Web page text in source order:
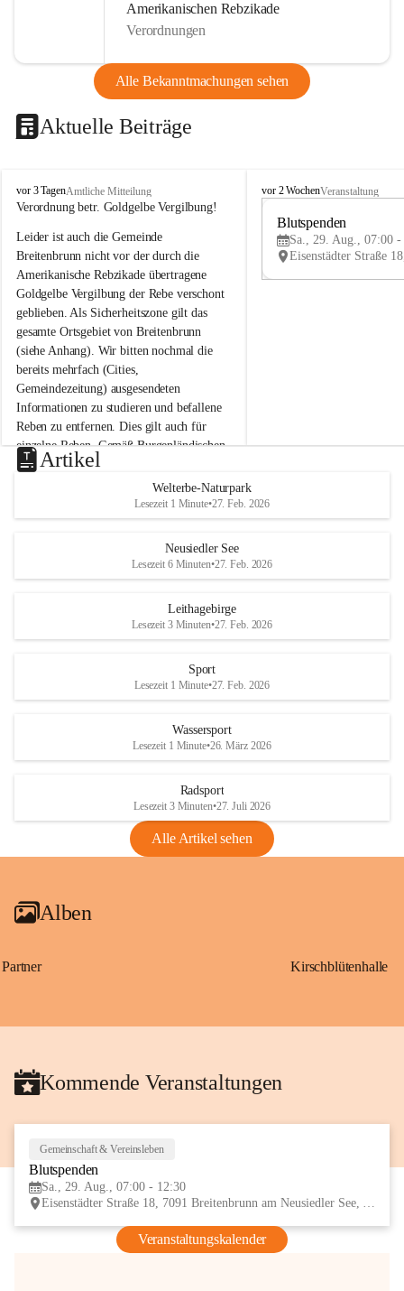
Amerikanischen Rebzikade
Verordnungen
Alle Bekanntmachungen sehen
Aktuelle Beiträge
B
r
i
t
e
n
b
r
u
n
n
a
m
N
e
u
s
d
S
vor 3 TagenAmtliche Mitteilung
Verordnung betr. Goldgelbe Vergilbung!
Leider ist auch die Gemeinde
Breitenbrunn nicht vor der durch die
Amerikanische Rebzikade übertragene
Goldgelbe Vergilbung der Rebe verschont
geblieben. Als Sicherheitszone gilt das
gesamte Ortsgebiet von Breitenbrunn
(siehe Anhang). Wir bitten nochmal die
bereits mehrfach (Cities,
Gemeindezeitung) ausgesendeten
Informationen zu studieren und befallene
Reben zu entfernen. Dies gilt auch für
einzelne Reben. Gemäß Burgenländischen
Weinbaugesetz sind nicht gepflegte oder
unzulässige Weingärten zu roden! Bitte
helfen wir zusammen um unsere Winzer
vor den prognostizierten Ernteausfällen
und den daraus folgenden wirtschaftlichen
Maßnahmen zur Bekämpfung
Rebe und der Amerikanischen
Anhang VBl. EU Nr. 18
1 Seite•1,4 MB
VBl. EU Nr. 18_2026
B
e
u
e
d
r
S
vor 2 WochenVeranstaltung
Blutspenden
Sa., 29. Aug., 07:00 -
Artikel
Welterbe-Naturpark
Lesezeit 1 Minute•27. Feb. 2026
Neusiedler See
Lesezeit 6 Minuten•27. Feb. 2026
Leithagebirge
Lesezeit 3 Minuten•27. Feb. 2026
Sport
Lesezeit 1 Minute•27. Feb. 2026
Wassersport
Lesezeit 1 Minute•26. März 2026
Radsport
Lesezeit 3 Minuten•27. Juli 2026
Alle Artikel sehen
Alben
Partner Kirschblütenhalle
Kommende Veranstaltungen
Gemeinschaft & Vereinsleben
Blutspenden
Sa., 29. Aug., 07:00 - 12:30
Eisenstädter Straße 18, 7091 Breitenbrunn am Neusiedler See, AUT
Veranstaltungskalender